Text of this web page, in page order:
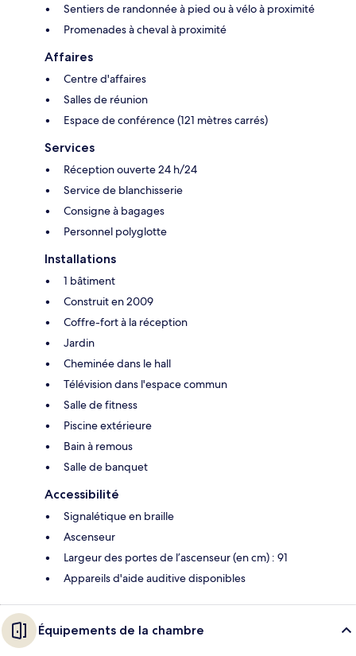
Sentiers de randonnée à pied ou à vélo à proximité
Promenades à cheval à proximité
Affaires
Centre d'affaires
Salles de réunion
Espace de conférence (121 mètres carrés)
Services
Réception ouverte 24 h/24
Service de blanchisserie
Consigne à bagages
Personnel polyglotte
Installations
1 bâtiment
Construit en 2009
Coffre-fort à la réception
Jardin
Cheminée dans le hall
Télévision dans l'espace commun
Salle de fitness
Piscine extérieure
Bain à remous
Salle de banquet
Accessibilité
Signalétique en braille
Ascenseur
Largeur des portes de l’ascenseur (en cm) : 91
Appareils d'aide auditive disponibles
Équipements de la chambre